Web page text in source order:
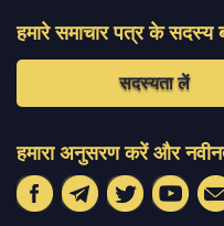
हमारे समाचार पत्र के सदस्य
सदस्यता लें
हमारा अनुसरण करें और